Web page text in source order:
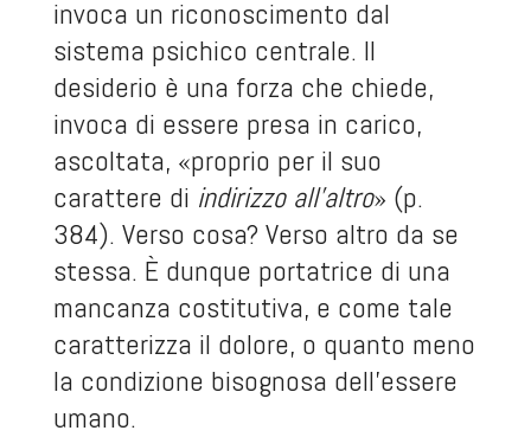
invoca un riconoscimento dal
sistema psichico centrale. Il
desiderio è una forza che chiede,
invoca di essere presa in carico,
ascoltata, «proprio per il suo
carattere di indirizzo all’altro» (p.
384). Verso cosa? Verso altro da se
stessa. È dunque portatrice di una
mancanza costitutiva, e come tale
caratterizza il dolore, o quanto meno
la condizione bisognosa dell’essere
umano.